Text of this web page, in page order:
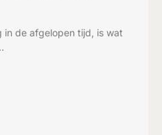
in de afgelopen tijd, is wat